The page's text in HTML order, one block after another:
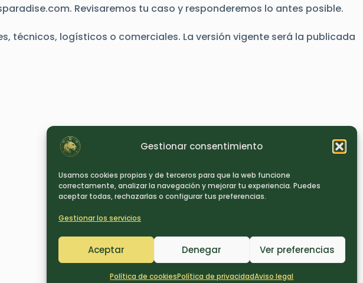
Gestionar consentimiento
Usamos cookies propias y de terceros para que la web funcione
correctamente, analizar la navegación y mejorar tu experiencia. Puedes
aceptar todas, rechazarlas o configurar tus preferencias.
Gestionar los servicios
Aceptar Denegar Ver preferencias
Política de cookiesPolítica de privacidadAviso legal
. Revisaremos tu caso y responderemos lo antes posible.
técnicos, logísticos o comerciales. La versión vigente será la publicada